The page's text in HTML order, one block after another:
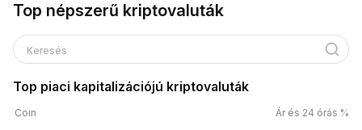
Top népszerű kriptovaluták
Keresés
Top piaci kapitalizációjú kriptovaluták
Coin Ár és 24 órás %